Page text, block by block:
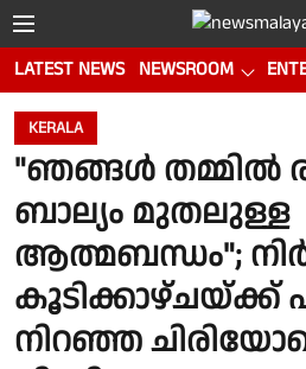
LATEST NEWS NEWSROOM
KERALA
"ഞങ്ങൾ തമ്മിൽ
ബാല്യം മുതലുള്ള
ആത്മബന്ധം";
കൂടിക്കാഴ്ചയ്ക്ക്
നിറഞ്ഞ